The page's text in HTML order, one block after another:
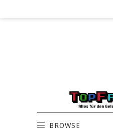
BROWSE